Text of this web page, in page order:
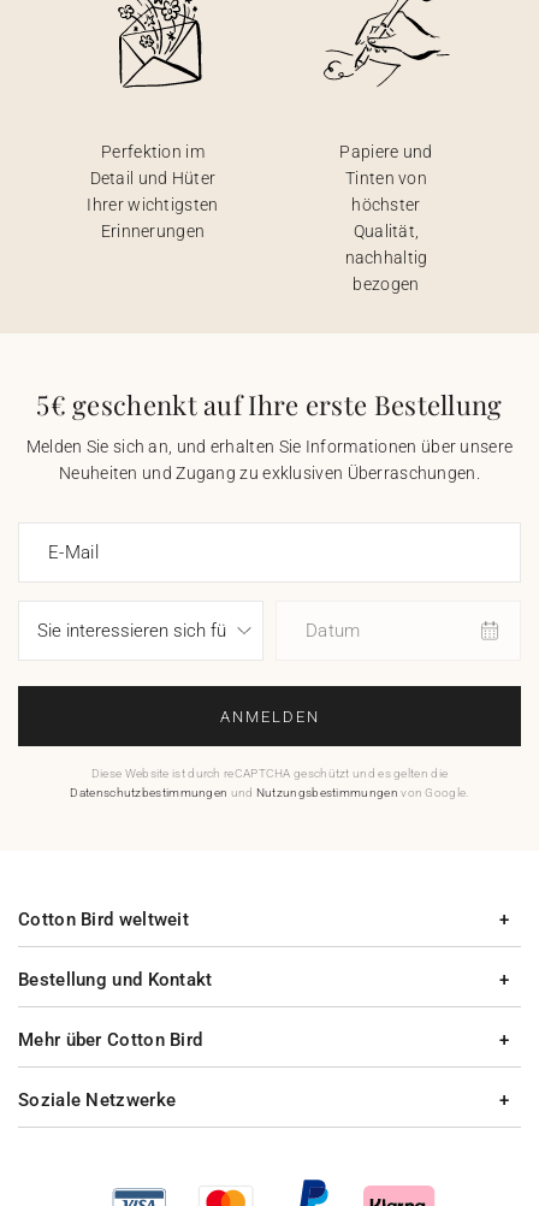
Perfektion im
Detail und Hüter
Ihrer wichtigsten
Erinnerungen
Papiere und
Tinten von
höchster
Qualität,
nachhaltig
bezogen
5€ geschenkt auf Ihre erste Bestellung
Melden Sie sich an, und erhalten Sie Informationen über unsere
Neuheiten und Zugang zu exklusiven Überraschungen.
E-Mail
Datum
ANMELDEN
Diese Website ist durch reCAPTCHA geschützt und es gelten die
Datenschutzbestimmungen und Nutzungsbestimmungen von Google.
Bestellung und Kontakt
Mehr über Cotton Bird
Cotton Bird weltweit
Soziale Netzwerke